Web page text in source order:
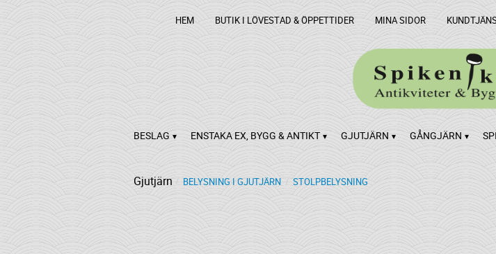
HEM BUTIK I LÖVESTAD & ÖPPETTIDER MINA SIDOR
BESLAG ENSTAKA EX, BYGG & ANTIKT GJUTJÄRN GÅNGJÄRN
Gjutjärn BELYSNING I GJUTJÄRN STOLPBELYSNING